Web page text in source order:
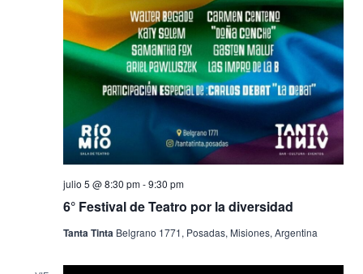
6° Festival de Teatro por la diversidad
julio 5 @ 8:30 pm-9:30 pm
Tanta Tinta Belgrano 1771, Posadas, Misiones, Argentina